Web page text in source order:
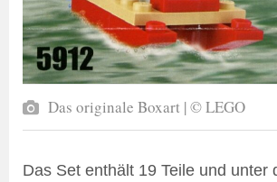
Das originale Boxart | © LEGO
Das Set enthält 19 Teile und unter